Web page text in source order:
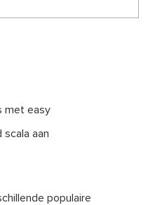
met easy
aan
populaire